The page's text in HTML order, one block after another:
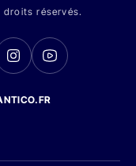
droits réservés.